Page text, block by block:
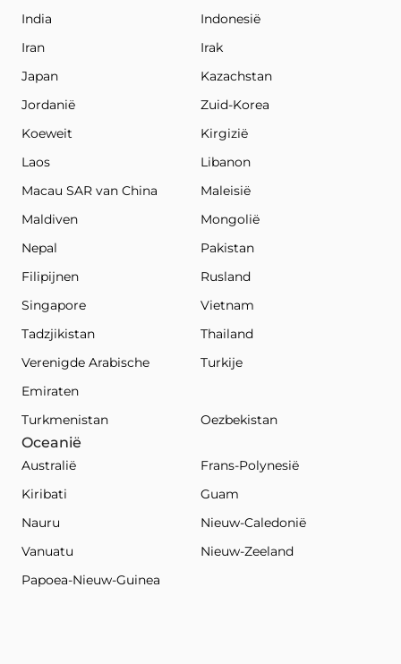
India
Indonesië
Iran
Irak
Japan
Kazachstan
Jordanië
Zuid-Korea
Koeweit
Kirgizië
Laos
Libanon
Macau SAR van China
Maleisië
Maldiven
Mongolië
Nepal
Pakistan
Filipijnen
Rusland
Singapore
Vietnam
Tadzjikistan
Thailand
Verenigde Arabische
Emiraten
Turkije
Turkmenistan Oezbekistan
Oceanië
Australië
Frans-Polynesië
Kiribati
Guam
Nauru
Nieuw-Caledonië
Vanuatu
Nieuw-Zeeland
Papoea-Nieuw-Guinea